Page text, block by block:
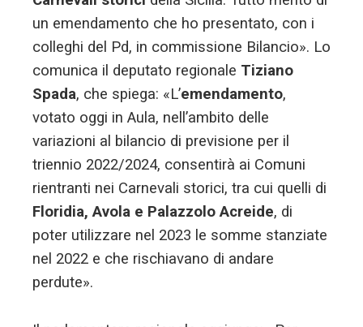
un emendamento che ho presentato, con i
colleghi del Pd, in commissione Bilancio». Lo
comunica il deputato regionale Tiziano
Spada, che spiega: «L’emendamento,
votato oggi in Aula, nell’ambito delle
variazioni al bilancio di previsione per il
triennio 2022/2024, consentirà ai Comuni
rientranti nei Carnevali storici, tra cui quelli di
Floridia, Avola e Palazzolo Acreide, di
poter utilizzare nel 2023 le somme stanziate
nel 2022 e che rischiavano di andare
perdute».